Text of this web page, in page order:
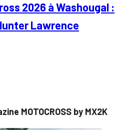
2026 à Washougal :
Lawrence
MOTOCROSS by MX2K